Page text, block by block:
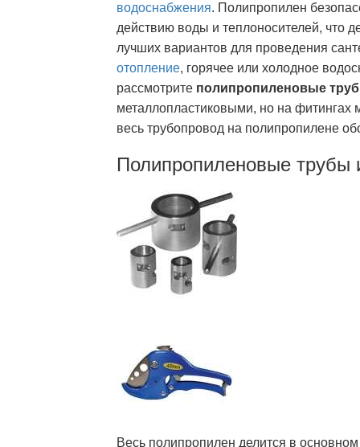
водоснабжения. Полипропилен
действию воды и теплоносителей, что
лучших вариантов для проведения
отопление, горячее или холодное
рассмотрите полипропиленовые
металлопластиковыми, но на фитингах
весь трубопровод на полипропилене
Полипропиленовые трубы
Весь полипропилен делится в